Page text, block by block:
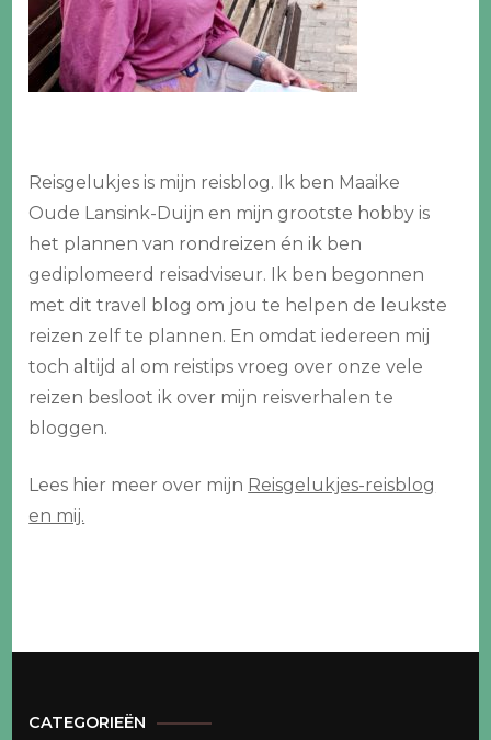
Reisgelukjes is mijn reisblog. Ik ben Maaike
Oude Lansink-Duijn en mijn grootste hobby is
het plannen van rondreizen én ik ben
gediplomeerd reisadviseur. Ik ben begonnen
met dit travel blog om jou te helpen de leukste
reizen zelf te plannen. En omdat iedereen mij
toch altijd al om reistips vroeg over onze vele
reizen besloot ik over mijn reisverhalen te
bloggen.
Lees hier meer over mijn Reisgelukjes-reisblog
en mij.
CATEGORIEËN